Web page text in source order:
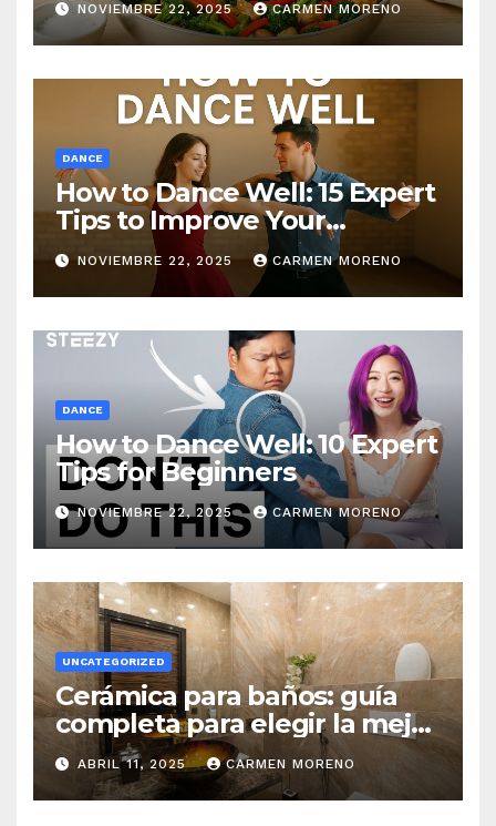
NOVIEMBRE 22, 2025 CARMEN MORENO
DANCE
How to Dance Well: 15 Expert
Tips to Improve Your
Dancing Skills Fast
NOVIEMBRE 22, 2025 CARMEN MORENO
DANCE
How to Dance Well: 10 Expert
Tips for Beginners
NOVIEMBRE 22, 2025 CARMEN MORENO
UNCATEGORIZED
Cerámica para baños: guía
completa para elegir la mejor
opción
ABRIL 11, 2025 CARMEN MORENO